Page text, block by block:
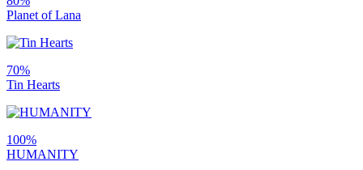
Planet of Lana
70%
Tin Hearts
100%
HUMANITY